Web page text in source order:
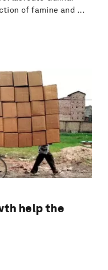
of famine and ...
help the